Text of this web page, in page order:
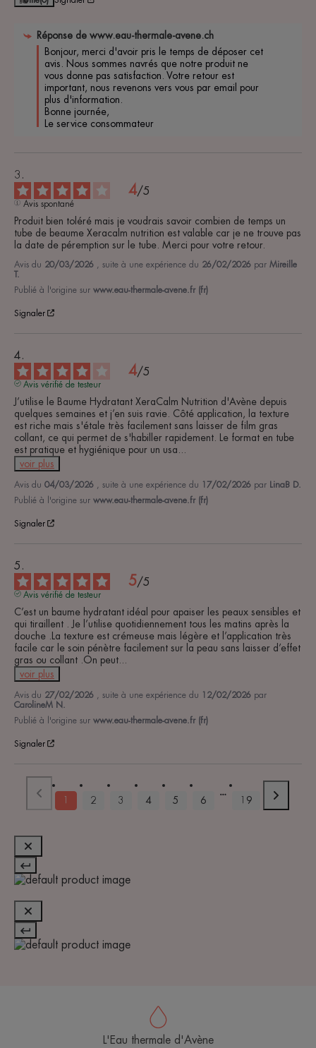
Réponse de www.eau-thermale-avene.ch
Bonjour, merci d'avoir pris le temps de déposer cet
avis. Nous sommes navrés que notre produit ne
vous donne pas satisfaction. Votre retour est
important, nous revenons vers vous par email pour
plus d'information.
Bonne journée,
Le service consommateur
4/5
Avis spontané
Produit bien toléré mais je voudrais savoir combien de temps un
tube de beaume Xeracalm nutrition est valable car je ne trouve pas
la date de péremption sur le tube. Merci pour votre retour.
Avis du 20/03/2026 , suite à une expérience du 26/02/2026 par Mireille
T.
Publié à l'origine sur www.eau-thermale-avene.fr (fr)
Signaler
4/5
Avis vérifié de testeur
J’utilise le Baume Hydratant XeraCalm Nutrition d'Avène depuis
quelques semaines et j’en suis ravie. Côté application, la texture
est riche mais s'étale très facilement sans laisser de film gras
collant, ce qui permet de s'habiller rapidement. Le format en tube
est pratique et hygiénique pour un usa
voir plus
Avis du 04/03/2026 , suite à une expérience du 17/02/2026 par LinaB D.
Publié à l'origine sur www.eau-thermale-avene.fr (fr)
Signaler
5/5
Avis vérifié de testeur
C’est un baume hydratant idéal pour apaiser les peaux sensibles et
qui tiraillent . Je l’utilise quotidiennement tous les matins après la
douche .La texture est crémeuse mais légère et l’application très
facile car le soin pénètre facilement sur la peau sans laisser d’effet
gras ou collant .On peut
voir plus
Avis du 27/02/2026 , suite à une expérience du 12/02/2026 par
CarolineM N.
Publié à l'origine sur www.eau-thermale-avene.fr (fr)
Signaler
1 2 3 4 5 6 19
L'Eau thermale d'Avène